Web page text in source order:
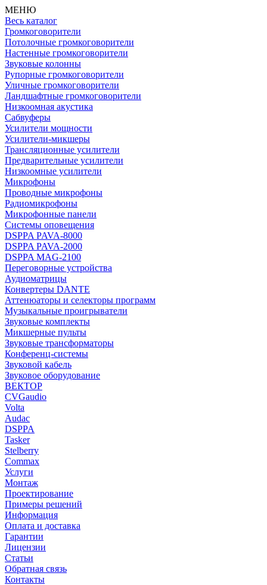
МЕНЮ
Весь каталог
Громкоговорители
Потолочные громкоговорители
Настенные громкоговорители
Звуковые колонны
Рупорные громкоговорители
Уличные громкоговорители
Ландшафтные громкоговорители
Низкоомная акустика
Сабвуферы
Усилители мощности
Усилители-микшеры
Трансляционные усилители
Предварительные усилители
Низкоомные усилители
Микрофоны
Проводные микрофоны
Радиомикрофоны
Микрофонные панели
Системы оповещения
DSPPA PAVA-8000
DSPPA PAVA-2000
DSPPA MAG-2100
Переговорные устройства
Аудиоматрицы
Конвертеры DANTE
Аттенюаторы и селекторы программ
Музыкальные проигрыватели
Звуковые комплекты
Микшерные пульты
Звуковые трансформаторы
Конференц-системы
Звуковой кабель
Звуковое оборудование
ВЕКТОР
CVGaudio
Volta
Audac
DSPPA
Tasker
Stelberry
Commax
Услуги
Монтаж
Проектирование
Примеры решений
Информация
Оплата и доставка
Гарантии
Лицензии
Статьи
Обратная связь
Контакты